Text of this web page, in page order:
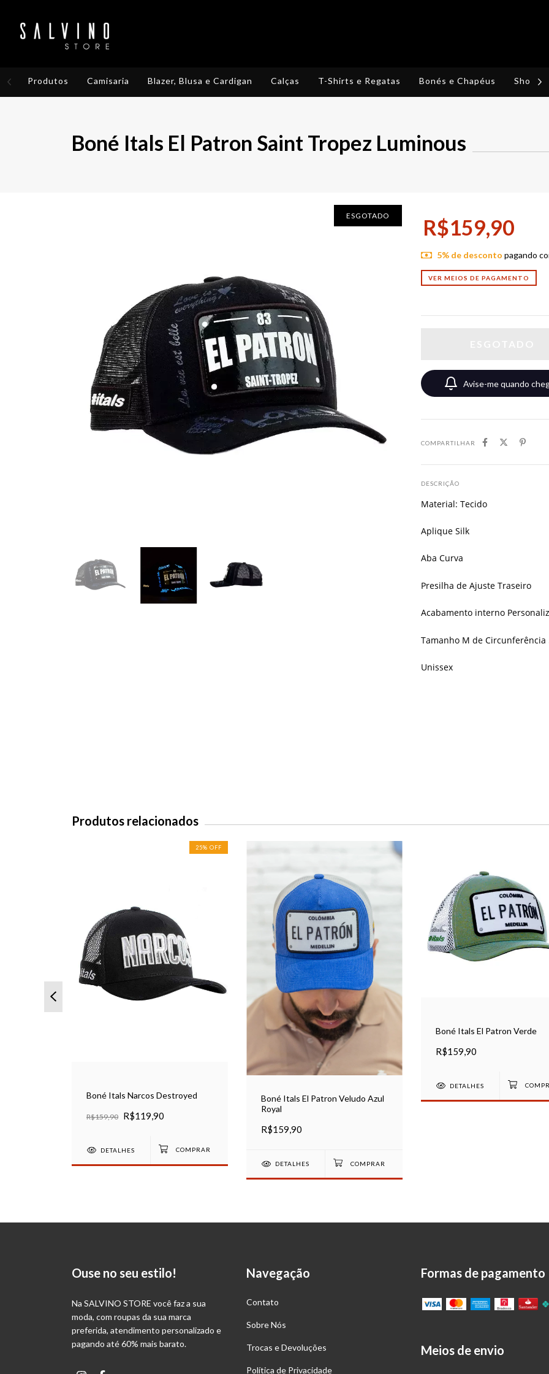
Produtos Camisaria Blazer, Blusa e Cardigan Calças T-Shirts e Regatas Bonés e Chapéus Shorts,
Boné Itals El Patron Saint Tropez Luminous
ESGOTADO R$159,90
5% de desconto pagando
VER MEIOS DE PAGAMENTO
Avise-me quando
COMPARTILHAR
DESCRIÇÃO
Material: Tecido
Aplique Silk
Aba Curva
Presilha de Ajuste Traseiro
Acabamento interno
Tamanho M de Circunferência
Unissex
Produtos relacionados
25% OFF
Boné Itals Narcos Destroyed
R$159,90 R$119,90
DETALHES
Boné Itals El Patron Veludo Azul
Royal
R$159,90
DETALHES
Boné Itals El Patron Verde
R$159,90
DETALHES
Ouse no seu estilo!
Na SALVINO STORE você faz a sua
moda, com roupas da sua marca
preferida, atendimento personalizado e
pagando até 60% mais barato.
Navegação
Contato
Sobre Nós
Trocas e Devoluções
Política de Privacidade
Formas de pagamento
Meios de envio